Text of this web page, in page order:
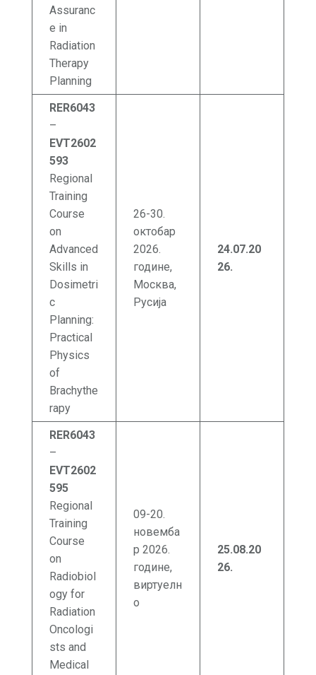
Assuranc
e in
Radiation
Therapy
Planning
RER6043
–
EVT2602
593
Regional
Training
Course
on
Advanced
Skills in
Dosimetri
c
Planning:
Practical
Physics
of
Brachythe
rapy
26-30.
октобар
2026.
године,
Москва,
Русија
24.07.20
26.
RER6043
–
EVT2602
595
Regional
Training
Course
on
Radiobiol
ogy for
Radiation
Oncologi
sts and
Medical
09-20.
новемба
р 2026.
године,
виртуелн
о
25.08.20
26.